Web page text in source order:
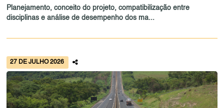
Planejamento, conceito do projeto, compatibilização entre
disciplinas e análise de desempenho dos ma...
27 DE JULHO 2026